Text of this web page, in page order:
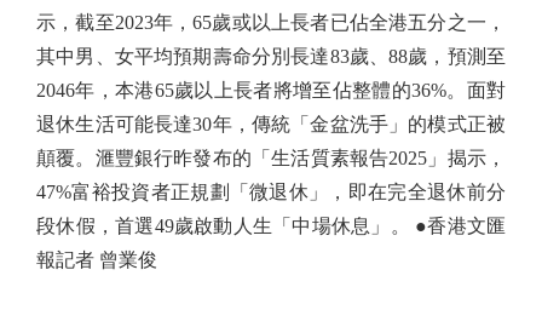
示，截至2023年，65歲或以上長者已佔全港五分之一，
其中男、女平均預期壽命分別長達83歲、88歲，預測至
2046年，本港65歲以上長者將增至佔整體的36%。面對
退休生活可能長達30年，傳統「金盆洗手」的模式正被
顛覆。滙豐銀行昨發布的「生活質素報告2025」揭示，
47%富裕投資者正規劃「微退休」，即在完全退休前分
段休假，首選49歲啟動人生「中場休息」。 ●香港文匯
報記者 曾業俊